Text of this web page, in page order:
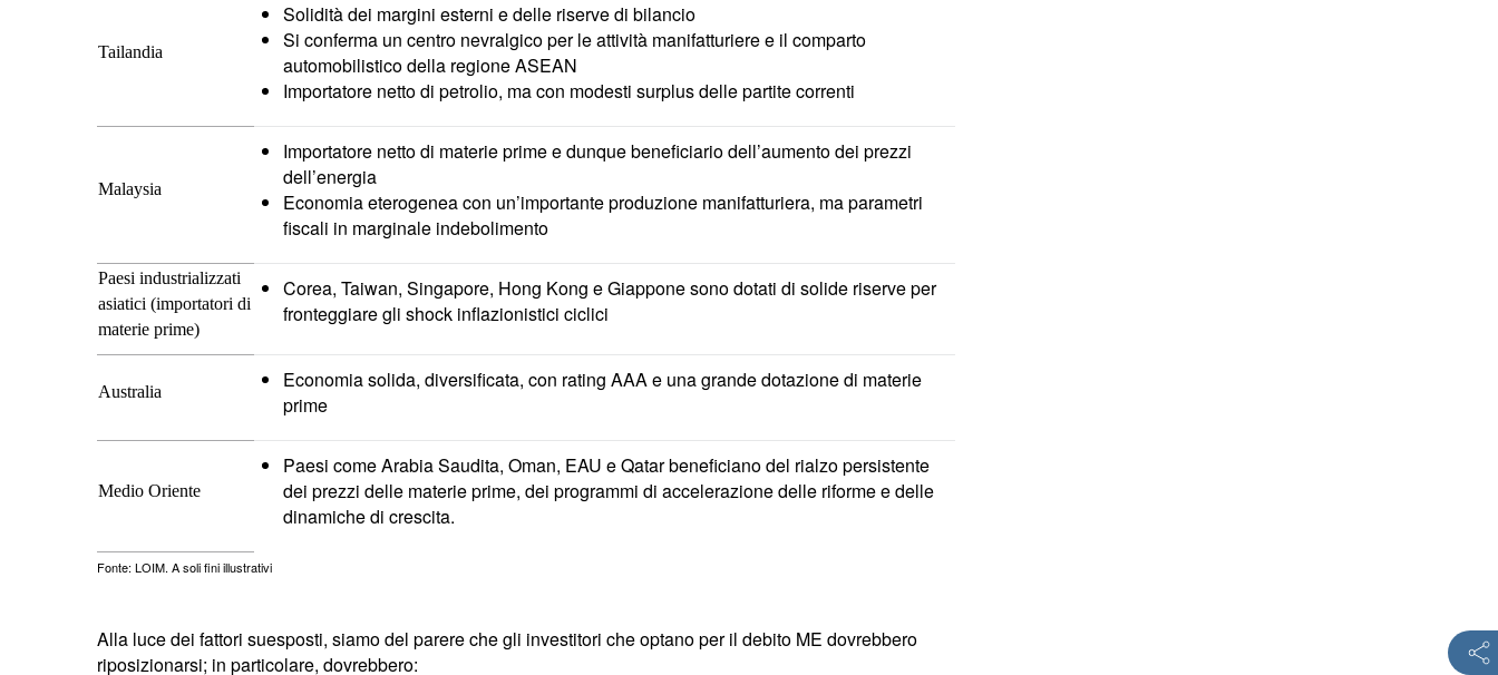
Tailandia
Solidità dei margini esterni e delle riserve di bilancio
Si conferma un centro nevralgico per le attività manifatturiere e il comparto
automobilistico della regione ASEAN
Importatore netto di petrolio, ma con modesti surplus delle partite correnti
Malaysia
Importatore netto di materie prime e dunque beneficiario dell’aumento dei prezzi
dell’energia
Economia eterogenea con un’importante produzione manifatturiera, ma parametri
fiscali in marginale indebolimento
Paesi industrializzati
asiatici (importatori di
materie prime)
Corea, Taiwan, Singapore, Hong Kong e Giappone sono dotati di solide riserve per
fronteggiare gli shock inflazionistici ciclici
Australia
Economia solida, diversificata, con rating AAA e una grande dotazione di materie
prime
Medio Oriente
Paesi come Arabia Saudita, Oman, EAU e Qatar beneficiano del rialzo persistente
dei prezzi delle materie prime, dei programmi di accelerazione delle riforme e delle
dinamiche di crescita.
Fonte: LOIM. A soli fini illustrativi
Alla luce dei fattori suesposti, siamo del parere che gli investitori che optano per il debito ME dovrebbero
riposizionarsi; in particolare, dovrebbero: